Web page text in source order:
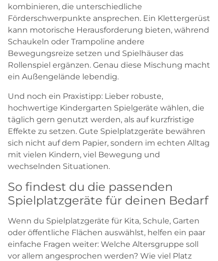
kombinieren, die unterschiedliche
Förderschwerpunkte ansprechen. Ein Klettergerüst
kann motorische Herausforderung bieten, während
Schaukeln oder Trampoline andere
Bewegungsreize setzen und Spielhäuser das
Rollenspiel ergänzen. Genau diese Mischung macht
ein Außengelände lebendig.
Und noch ein Praxistipp: Lieber robuste,
hochwertige Kindergarten Spielgeräte wählen, die
täglich gern genutzt werden, als auf kurzfristige
Effekte zu setzen. Gute Spielplatzgeräte bewähren
sich nicht auf dem Papier, sondern im echten Alltag
mit vielen Kindern, viel Bewegung und
wechselnden Situationen.
So findest du die passenden
Spielplatzgeräte für deinen Bedarf
Wenn du Spielplatzgeräte für Kita, Schule, Garten
oder öffentliche Flächen auswählst, helfen ein paar
einfache Fragen weiter: Welche Altersgruppe soll
vor allem angesprochen werden? Wie viel Platz